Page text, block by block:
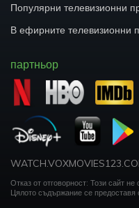
Популярни телевизионни
В ефирните телевизионни
партньор
Отказ от отговорност: Този сайт
Цялото съдържание се предоставя